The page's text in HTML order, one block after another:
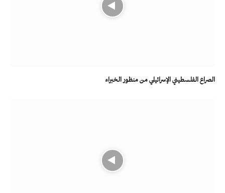
الصراع الفلسطيني الإسرائيلي من منظور الخبراء